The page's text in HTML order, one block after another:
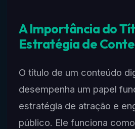
A Importância do
Estratégia de
O título de um conteúdo
desempenha um papel
estratégia de atração e
público. Ele funciona